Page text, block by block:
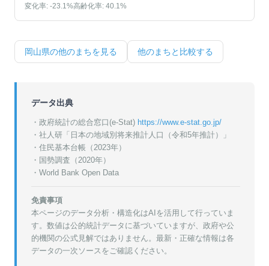
変化率: -23.1%高齢化率: 40.1%
岡山県の他のまちを見る 他のまちと比較する
データ出典
・政府統計の総合窓口(e-Stat) https://www.e-stat.go.jp/
・ 社人研「日本の地域別将来推計人口（令和5年推計）」
・ 住民基本台帳（2023年）
・ 国勢調査（2020年）
・World Bank Open Data
免責事項
本ページのデータ分析・構造化はAIを活用して行っていま
す。数値は公的統計データに基づいていますが、政府や公
的機関の公式見解ではありません。最新・正確な情報は各
データの一次ソースをご確認ください。